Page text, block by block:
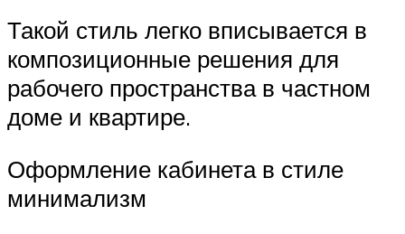
Такой стиль легко вписывается в
композиционные решения для
рабочего пространства в частном
доме и квартире.
Оформление кабинета в стиле
минимализм